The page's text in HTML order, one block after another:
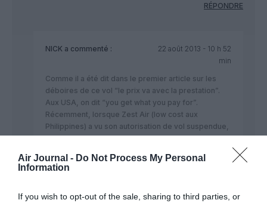
Air Journal - Do Not Process My Personal
Information
If you wish to opt-out of the sale, sharing to third parties, or
RÉPONDRE
NICK a commenté :
22 août 2013 - 10 h 52
min
Comme il a été dit dans le premier article sur les
déboires de ce vol “le prix va avec la prestation”.
Aux USA, on dit “you get what you pay for”.
Récemment, lorsque Zest Air (low cost aux
Philippines) a vu son autorisation de vol suspendue,
PAL, AirAsia et Cebu Pacific ont pris en charge
Il faut voir ici, en partie, la pingrerie d’EasyJet mais
RÉPONDRE